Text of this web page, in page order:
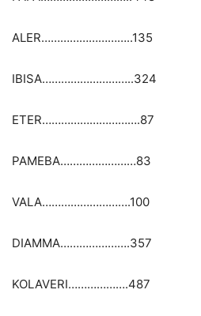
ALER………………………..135
IBISA………………………..324
ETER………………………….87
PAMEBA……………………83
VALA……………………….100
DIAMMA………………….357
KOLAVERI……………….487